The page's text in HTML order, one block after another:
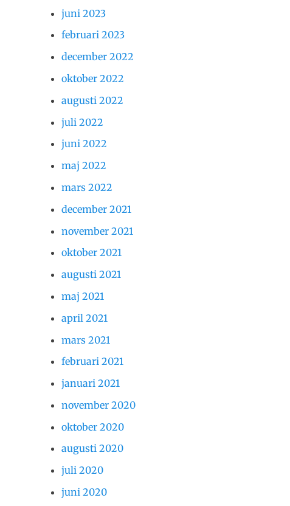
juni 2023
februari 2023
december 2022
oktober 2022
augusti 2022
juli 2022
juni 2022
maj 2022
mars 2022
december 2021
november 2021
oktober 2021
augusti 2021
maj 2021
april 2021
mars 2021
februari 2021
januari 2021
november 2020
oktober 2020
augusti 2020
juli 2020
juni 2020